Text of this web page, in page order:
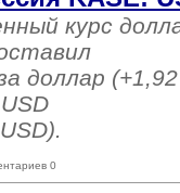
курс
доллар
0